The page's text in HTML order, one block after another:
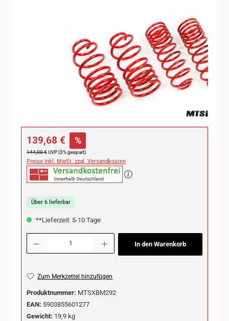
Verkaufspreis:
139,68 € %
Regulärer Preis:
144,00 €UVP (3% gespart)
Preise inkl. MwSt. zzgl. Versandkosten
Über 6 lieferbar
**Lieferzeit: 5-10 Tage
Produkt Anzahl: Gib den gewünschten Wert ein oder benutze die Schaltflächen
In den Warenkorb
Zum Merkzettel hinzufügen
Produktnummer: MTSXBM292
EAN: 5903855601277
Gewicht: 19,9 kg